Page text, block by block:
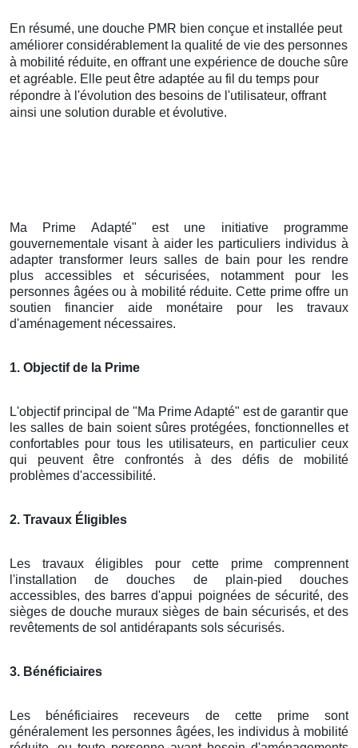
En résumé, une douche PMR bien conçue et installée peut
améliorer considérablement la qualité de vie des personnes
à mobilité réduite, en offrant une expérience de douche sûre
et agréable. Elle peut être adaptée au fil du temps pour
répondre à l'évolution des besoins de l'utilisateur, offrant
ainsi une solution durable et évolutive.
Ma Prime Adapté" est une initiative programme
gouvernementale visant à aider les particuliers individus à
adapter transformer leurs salles de bain pour les rendre
plus accessibles et sécurisées, notamment pour les
personnes âgées ou à mobilité réduite. Cette prime offre un
soutien financier aide monétaire pour les travaux
d'aménagement nécessaires.
1. Objectif de la Prime
L'objectif principal de "Ma Prime Adapté" est de garantir que
les salles de bain soient sûres protégées, fonctionnelles et
confortables pour tous les utilisateurs, en particulier ceux
qui peuvent être confrontés à des défis de mobilité
problèmes d'accessibilité.
2. Travaux Éligibles
Les travaux éligibles pour cette prime comprennent
l'installation de douches de plain-pied douches
accessibles, des barres d'appui poignées de sécurité, des
sièges de douche muraux sièges de bain sécurisés, et des
revêtements de sol antidérapants sols sécurisés.
3. Bénéficiaires
Les bénéficiaires receveurs de cette prime sont
généralement les personnes âgées, les individus à mobilité